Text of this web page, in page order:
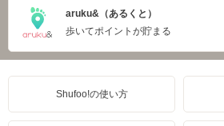
aruku&（あるくと）
歩いてポイントが貯まる
Shufoo!の使い方